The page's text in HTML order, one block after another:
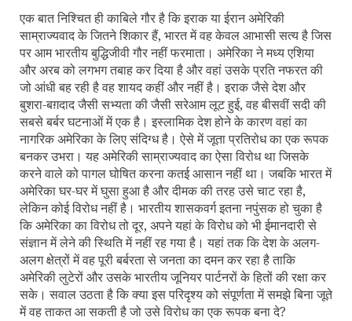
एक बात निश्चित ही काबिले गौर है कि इराक या ईरान अमेरिकी
साम्राज्यवाद के जितने शिकार हैं, भारत में वह केवल आभासी सत्य है जिस
पर आम भारतीय बुद्धिजीवी गौर नहीं फरमाता। अमेरिका ने मध्य एशिया
और अरब को लगभग तबाह कर दिया है और वहां उसके प्रति नफरत की
जो आंधी बह रही है वह शायद कहीं और नहीं है। इराक जैसे देश और
बुशरा-बग़दाद जैसी सभ्यता की जैसी सरेआम लूट हुई, वह बीसवीं सदी की
सबसे बर्बर घटनाओं में एक है। इस्लामिक देश होने के कारण वहां का
नागरिक अमेरिका के लिए संदिग्ध है। ऐसे में जूता प्रतिरोध का एक रूपक
बनकर उभरा। यह अमेरिकी साम्राज्यवाद का ऐसा विरोध था जिसके
करने वाले को पागल घोषित करना कतई आसान नहीं था। जबकि भारत में
अमेरिका घर-घर में घुसा हुआ है और दीमक की तरह उसे चाट रहा है,
लेकिन कोई विरोध नहीं है। भारतीय शासकवर्ग इतना नपुंसक हो चुका है
कि अमेरिका का विरोध तो दूर, अपने यहां के विरोध को भी ईमानदारी से
संज्ञान में लेने की स्थिति में नहीं रह गया है। यहां तक कि देश के अलग-
अलग क्षेत्रों में वह पूरी बर्बरता से जनता का दमन कर रहा है ताकि
अमेरिकी लुटेरों और उसके भारतीय जूनियर पार्टनरों के हितों की रक्षा कर
सके। सवाल उठता है कि क्या इस परिदृश्य को संपूर्णता में समझे बिना जूते
में वह ताकत आ सकती है जो उसे विरोध का एक रूपक बना दे?